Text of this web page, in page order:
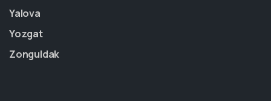
Yalova
Yozgat
Zonguldak